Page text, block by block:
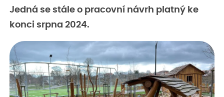
Jedná se stále o pracovní návrh platný ke
konci srpna 2024.